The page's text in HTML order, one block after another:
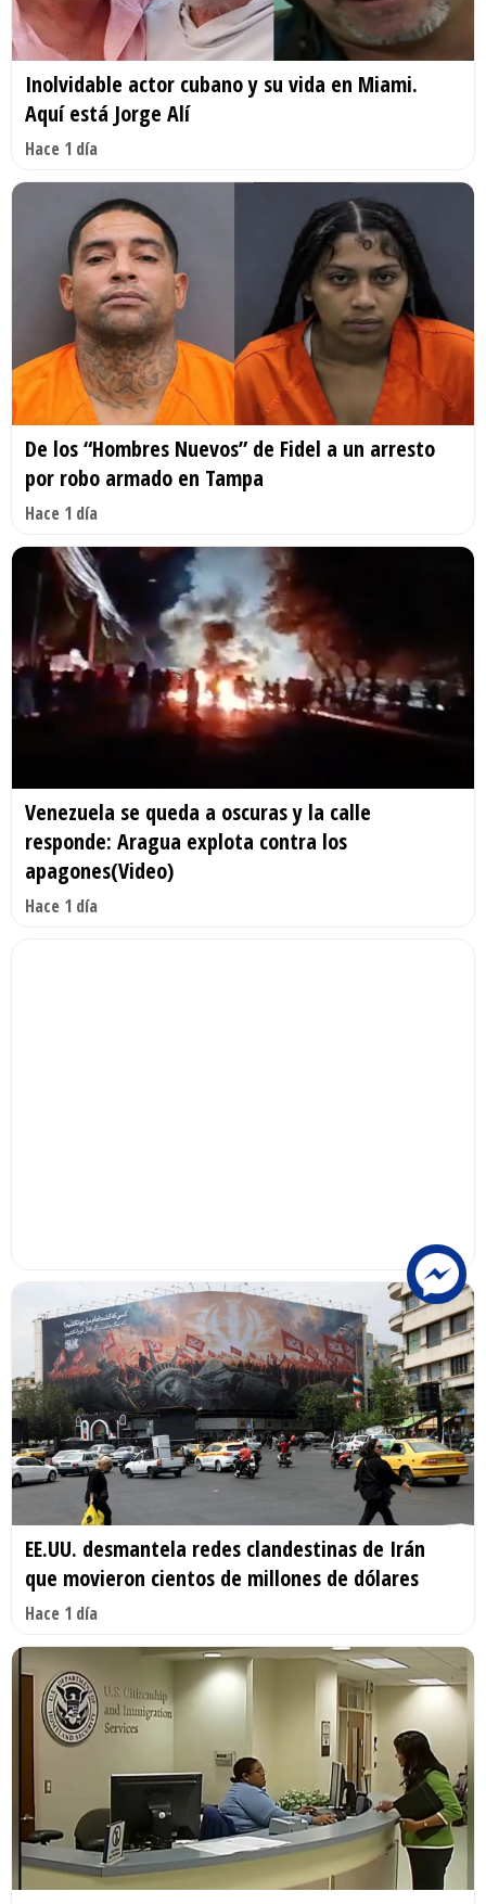
Inolvidable actor cubano y su vida en Miami.
Aquí está Jorge Alí
Hace 1 día
De los “Hombres Nuevos” de Fidel a un arresto
por robo armado en Tampa
Hace 1 día
Venezuela se queda a oscuras y la calle
responde: Aragua explota contra los
apagones(Video)
Hace 1 día
EE.UU. desmantela redes clandestinas de Irán
que movieron cientos de millones de dólares
Hace 1 día